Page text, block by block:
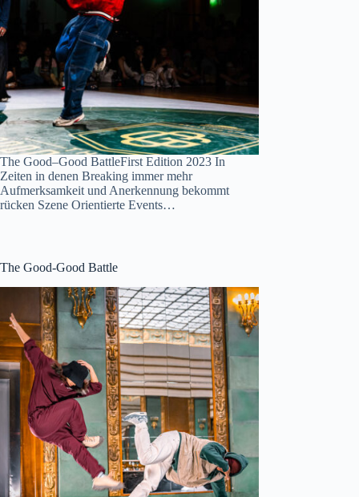
The Good–Good BattleFirst Edition 2023 In
Zeiten in denen Breaking immer mehr
Aufmerksamkeit und Anerkennung bekommt
rücken Szene Orientierte Events…
The Good-Good Battle